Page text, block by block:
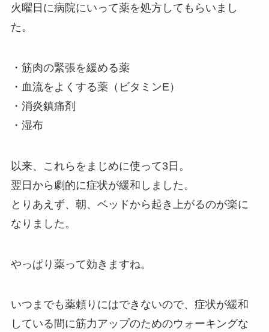
火曜日に病院にいって薬を処方してもらいまし
た。
・筋肉の緊張を緩める薬
・血流をよくする薬（ビタミンE）
・消炎鎮痛剤
・湿布
以来、これらをまじめに使って3日。
翌日から劇的に症状が緩和しました。
とりあえず、朝、ベッドから起き上がるのが楽に
なりました。
やっぱり薬って効きますね。
いつまでも薬頼りにはできないので、症状が緩和
している間に筋力アップのためのウォーキングな